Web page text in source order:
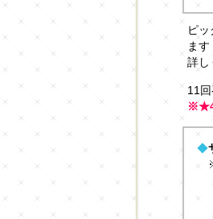
ピ
ます
詳し
11
◆